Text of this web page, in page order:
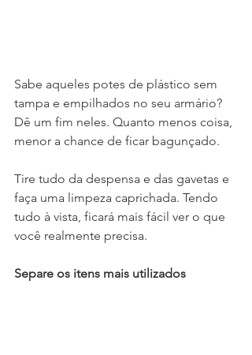
Sabe aqueles potes de plástico sem
tampa e empilhados no seu armário?
Dê um fim neles. Quanto menos coisa,
menor a chance de ficar bagunçado.
Tire tudo da despensa e das gavetas e
faça uma limpeza caprichada. Tendo
tudo à vista, ficará mais fácil ver o que
você realmente precisa.
Separe os itens mais utilizados